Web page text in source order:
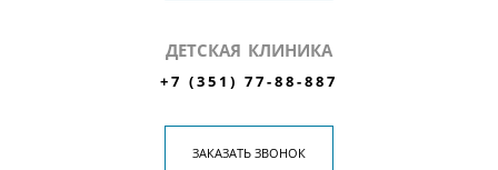
ДЕТСКАЯ КЛИНИКА
+7 (351) 77-88-887
ЗАКАЗАТЬ ЗВОНОК